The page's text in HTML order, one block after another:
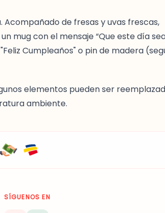
Acompañado de fresas y uvas frescas,
mug con el mensaje “Que este día
Cumpleaños" o pin de madera
elementos pueden ser
ambiente.
SÍGUENOS EN